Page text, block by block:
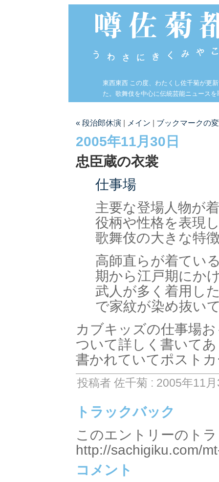
東西東西 この度、わたくし佐千菊が更
た。歌舞伎を中心に伝統芸能ニュース
« 段治郎休演 メイン ブックマークの
2005年11月30日
忠臣蔵の衣裳
仕事場
主要な登場人物が
役柄や性格を表現
歌舞伎の大きな特
高師直らが着てい
期から江戸期にか
武人が多く着用し
で家紋が染め抜い
カブキッズの仕事場
ついて詳しく書いて
書かれていてポスト
投稿者 佐千菊 : 2005年11
トラックバック
このエントリーのト
http://sachigiku.com/
コメント